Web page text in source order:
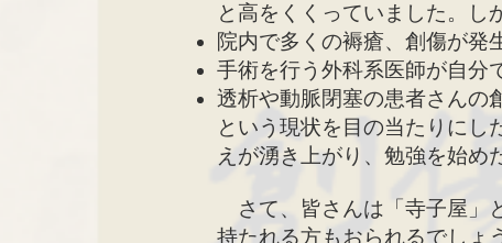
と高をくくっていました。し
院内で多くの褥瘡、創傷が発
手術を行う外科系医師が自分
透析や動脈閉塞の患者さんの
という現状を目の当たりにし
えが湧き上がり、勉強を始め
さて、皆さんは「寺子屋」
持たれる方もおられるでしょ